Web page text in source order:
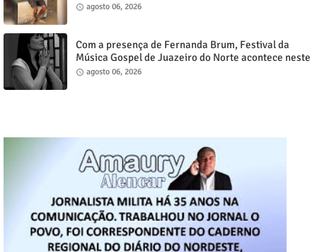
agosto 06, 2026
Com a presença de Fernanda Brum, Festival da
Música Gospel de Juazeiro do Norte acontece neste
sábado, 8
agosto 06, 2026